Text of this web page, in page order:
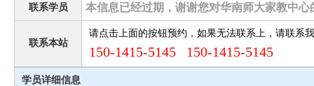
联系学员 本信息已经过期，谢谢您对华南师大家教中心
联系本站
请点击上面的按钮预约，如果无法联系上，请联系
150-1415-5145 150-1415-5145
学员详细信息